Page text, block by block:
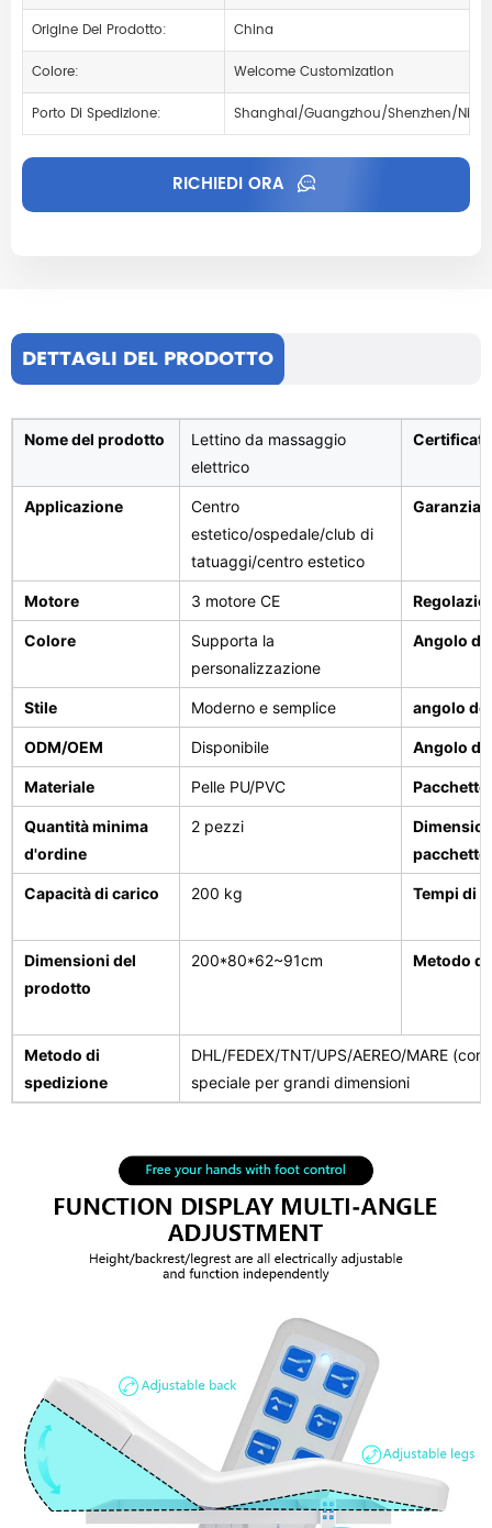
Origine Del Prodotto:
China
Colore:
Welcome Customization
Porto Di Spedizione:
Shanghai/Guangzhou/Shenzhen/
RICHIEDI ORA
DETTAGLI DEL PRODOTTO
Nome del prodotto
Lettino da massaggio
elettrico
Certificato
Applicazione
Centro
estetico/ospedale/club di
tatuaggi/centro estetico
Garanzia
Motore 3 motore CE
Colore
Supporta la
personalizzazione
Angolo
Stile Moderno e semplice angolo
ODM/OEM Disponibile Angolo di
Materiale Pelle PU/PVC Pacchetto
Quantità minima
d'ordine
2 pezzi
pacchetto
Capacità di carico 200 kg Tempi di
Dimensioni del
prodotto
200*80*62~91cm Metodo
Metodo di
spedizione
DHL/FEDEX/TNT/UPS/AEREO/MARE
speciale per grandi dimensioni